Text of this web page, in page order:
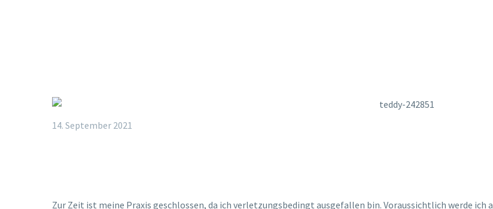
14. September 2021
Zur Zeit ist meine Praxis geschlossen, da ich verletzungsbedingt ausgefallen bin. Voraussichtlich werde ich